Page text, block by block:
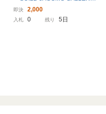
Y」 ヒールサンダル - ベージュ
レディース
即決 2,000
入札 0 残り 5日